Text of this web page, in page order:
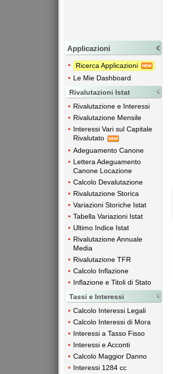
Applicazioni
Ricerca Applicazioni
Le Mie Dashboard
Rivalutazioni Istat
Rivalutazione e Interessi
Rivalutazione Mensile
Interessi Vari sul Capitale
Rivalutato
Adeguamento Canone
Lettera Adeguamento
Canone Locazione
Calcolo Devalutazione
Rivalutazione Storica
Variazioni Storiche Istat
Tabella Variazioni Istat
Ultimo Indice Istat
Rivalutazione Annuale
Media
Rivalutazione TFR
Calcolo Inflazione
Inflazione e Titoli di Stato
Tassi e Interessi
Calcolo Interessi Legali
Calcolo Interessi di Mora
Interessi a Tasso Fisso
Interessi e Acconti
Calcolo Maggior Danno
Interessi 1284 cc